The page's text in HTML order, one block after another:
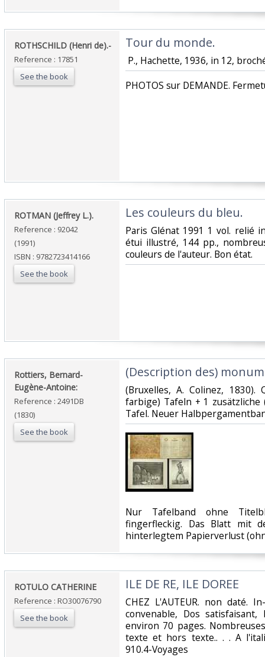
‎ROTHSCHILD (Henri de).-‎
Reference : 17851
See the book
‎Tour du monde.‎
P., Hachette, 1936, in 12,
‎PHOTOS sur DEMANDE.
‎ROTMAN (Jeffrey L.).‎
Reference : 92042
(1991)
ISBN : 9782723414166
See the book
‎Les couleurs du bleu.‎
‎Paris Glénat 1991 1 vol. relié
étui illustré, 144 pp.,
couleurs de l'auteur. Bon état.‎
‎Rottiers, Bernard-
Eugène-Antoine:‎
Reference : 2491DB
(1830)
See the book
‎(Description des)
‎(Bruxelles, A. Colinez,
farbige) Tafeln + 1
Tafel. Neuer
‎Nur Tafelband ohne
fingerfleckig. Das Blatt mit
hinterlegtem Papierverlust
‎ROTULO CATHERINE‎
Reference : RO30076790
See the book
‎ILE DE RE, ILE DOREE‎
‎CHEZ L'AUTEUR. non daté.
convenable, Dos
environ 70 pages.
texte et hors texte.. . . A
910.4-Voyages‎